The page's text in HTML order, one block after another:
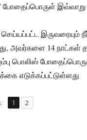
போதைப்பொருள் இவ்வாறு
இருவரையும்
அவர்களை 14 நாட்கள்
பொலிஸ்
எடுக்கப்பட்டுள்ளது
Page
1 ,
Page
2